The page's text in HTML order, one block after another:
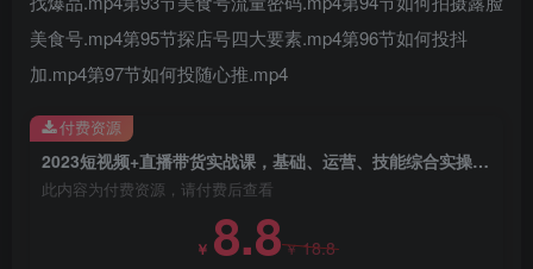
美食号.mp4第95节探店号四大要素.mp4第96节如何投抖
加.mp4第97节如何投随心推.mp4
2023短视频+直播带货实战课，基础、运营、技能综合实操课（90节）
此内容为付费资源，请付费后查看
￥ 8.8￥18.8
付费资源